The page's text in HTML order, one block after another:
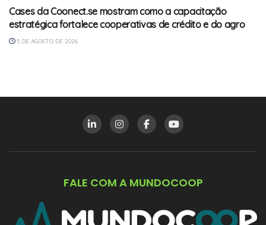
Cases da Coonect.se mostram como a capacitação
estratégica fortalece cooperativas de crédito e do agro
5 DE AGOSTO DE 2026
FALE COM A MUNDOCOOP